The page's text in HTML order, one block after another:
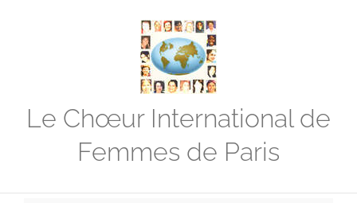
Le Chœur International de
Femmes de Paris